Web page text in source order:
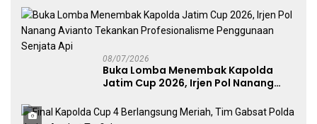
Publik
08/07/2026
Buka Lomba Menembak Kapolda
Jatim Cup 2026, Irjen Pol Nanang
Penggunaan Senjata Api